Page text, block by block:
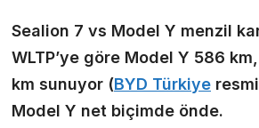
Sealion 7 vs Model Y menzil
WLTP’ye göre Model Y 586
km sunuyor (BYD Türkiye
Model Y net biçimde önde.